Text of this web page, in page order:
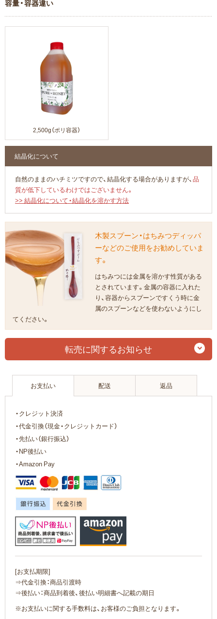
容量・容器違い
2,500g（ポリ容器）
結晶化について
自然のままのハチミツですので、結晶化する場合がありますが、 品
質が低下しているわけではございません。
>> 結晶化について・結晶化を溶かす方法
木製スプーン・はちみつディッパ
ーなどのご使用をお勧めしていま
す。
はちみつには金属を溶かす性質がある
とされています。金属の容器に入れた
り、容器からスプーンですくう時に金
属のスプーンなどを使わないようにし
てください。
転売に関するお知らせ
お支払い 配送 返品
・クレジット決済
・代金引換（現金・クレジットカード）
・先払い（銀行振込）
・NP後払い
・Amazon Pay
[お支払期限]
⇒代金引換：商品引渡時
⇒後払い：商品到着後、後払い明細書へ記載の期日
※お支払いに関する手数料は、お客様のご負担となります。